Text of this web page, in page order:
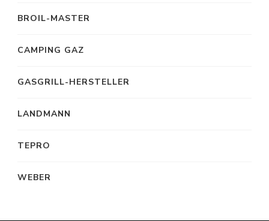
BROIL-MASTER
CAMPING GAZ
GASGRILL-HERSTELLER
LANDMANN
TEPRO
WEBER